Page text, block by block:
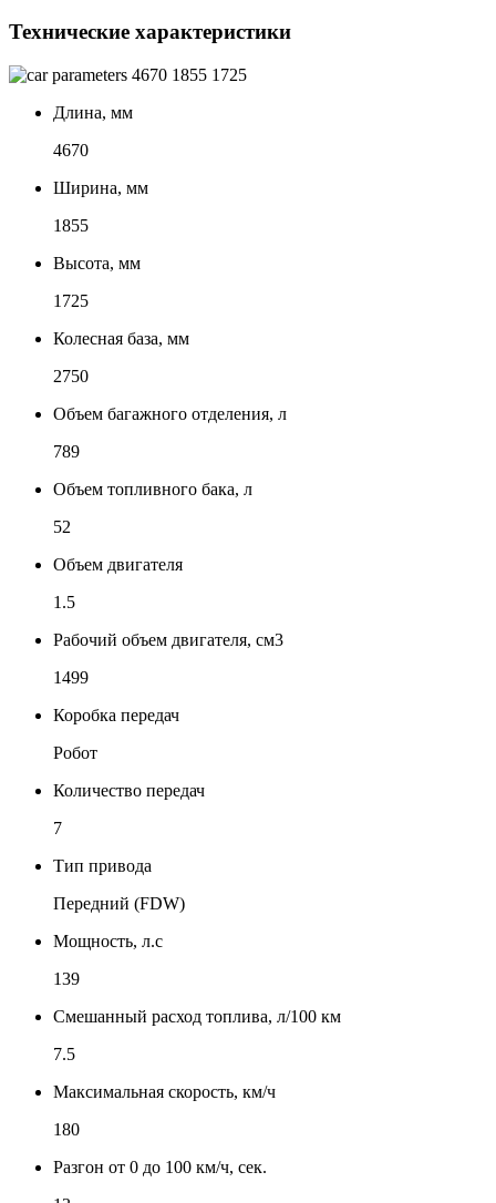
Технические характеристики
4670 1855 1725
Длина, мм
4670
Ширина, мм
1855
Высота, мм
1725
Колесная база, мм
2750
Объем багажного отделения, л
789
Объем топливного бака, л
52
Объем двигателя
1.5
Рабочий объем двигателя, см3
1499
Коробка передач
Робот
Количество передач
7
Тип привода
Передний (FDW)
Мощность, л.с
139
Смешанный расход топлива, л/100 км
7.5
Максимальная скорость, км/ч
180
Разгон от 0 до 100 км/ч, сек.